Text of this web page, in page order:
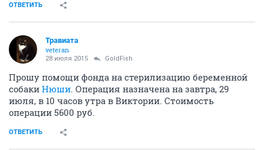
ОТВЕТИТЬ
Травиата
veteran
28 июля 2015 GoldFish
Прошу помощи фонда на стерилизацию беременной
собаки Нюши. Операция назначена на завтра, 29
июля, в 10 часов утра в Виктории. Стоимость
операции 5600 руб.
ОТВЕТИТЬ